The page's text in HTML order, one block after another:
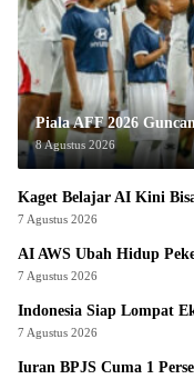
Piala AFF 2026
8 Agustus 2026
Kaget Belajar AI Kini
7 Agustus 2026
AI AWS Ubah Hidup
7 Agustus 2026
Indonesia Siap Lompat
7 Agustus 2026
Iuran BPJS Cuma 1